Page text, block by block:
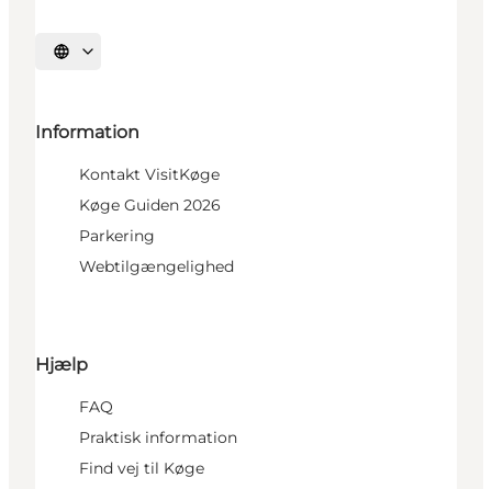
Vælg sprog
Information
Kontakt VisitKøge
Køge Guiden 2026
Parkering
Webtilgængelighed
Hjælp
FAQ
Praktisk information
Find vej til Køge